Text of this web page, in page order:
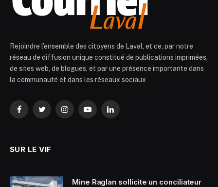
Rejoindre l’ensemble des citoyens de Laval, et ce, par notre
réseau de diffusion unique constitué de publications imprimées,
de sites web, de blogues, et par une présence importante dans
la communauté et dans les réseaux sociaux
FacebookTwitterInstagramYouTubeLinkedIn
SUR LE VIF
Mine Raglan sollicite un conciliateur